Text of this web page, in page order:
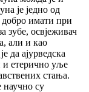
је једно од
добро имати при
зубе, освјеживач
али и као
да ајурведска
и етерично уље
стања.
научно су